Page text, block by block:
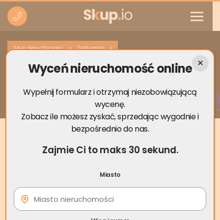
Skup nieruchomości » Zadłużenia »
Skarga pauliańska czy ktoś wygrał –
nieruchomość a długi
Wyceń nieruchomość online
Wypełnij formularz i otrzymaj niezobowiązującą
wycenę.
Zobacz ile możesz zyskać, sprzedając wygodnie i
bezpośrednio do nas.
Zajmie Ci to maks 30 sekund.
Miasto